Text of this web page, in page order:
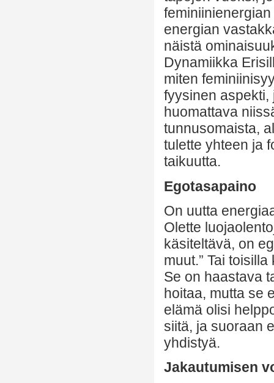
energian
näistä
Dynamiikka
miten
fyysinen
huomattava
tunnusomaista,
tulette yhteen ja
taikuutta.
Egotasapaino
On uutta
Olette
käsiteltävä, on
muut.” Tai
Se on haastava
hoitaa, mutta se
elämä olisi
siitä, ja suoraan
yhdistyä.
Jakautumisen